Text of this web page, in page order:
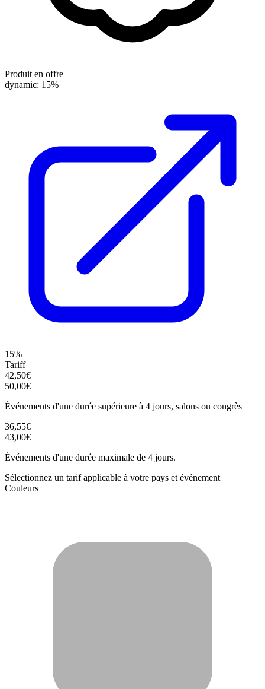
Produit en offre
dynamic: 15%
15%
Tariff
42,50€
50,00€
Événements d'une durée supérieure à 4 jours, salons ou congrès
36,55€
43,00€
Événements d'une durée maximale de 4 jours.
Sélectionnez un tarif applicable à votre pays et événement
Couleurs